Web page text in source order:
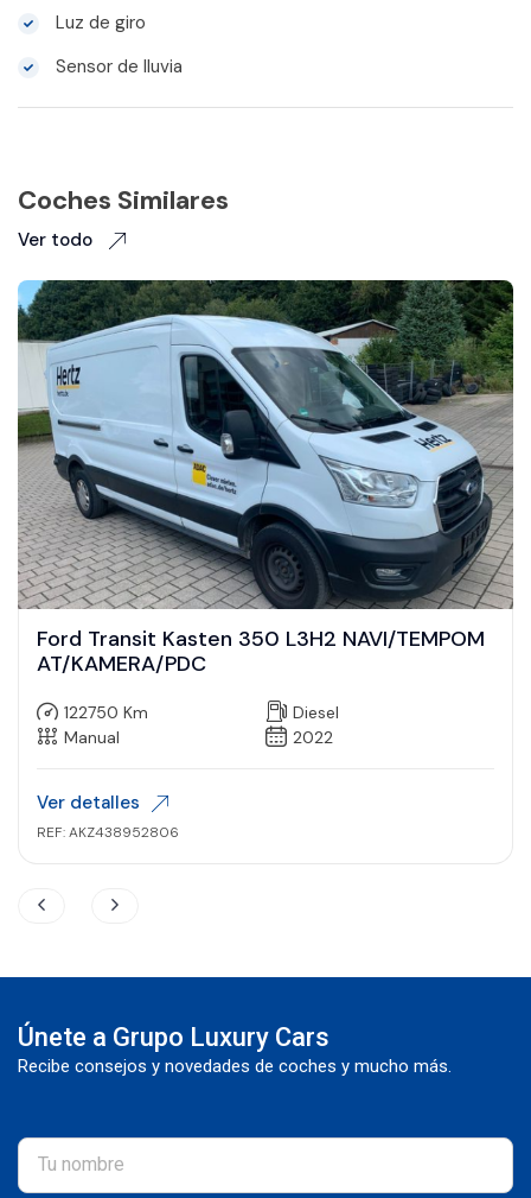
Luz de giro
Sensor de lluvia
Coches Similares
Ver todo
Ford Transit Kasten 350 L3H2 NAVI/TEMPOM
AT/KAMERA/PDC
122750 Km
Diesel
Manual
2022
Ver detalles
REF: AKZ438952806
Únete a Grupo Luxury Cars
Recibe consejos y novedades de coches y mucho más.